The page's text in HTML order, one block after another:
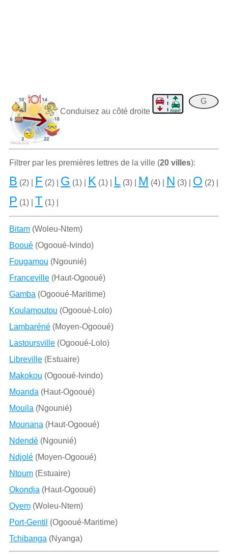
G
Conduisez au côté droite
Filtrer par les premiѐres lettres de la ville (20 villes):
B (2) | F (2) | G (1) | K (1) | L(3) | M (4) | N (3) | O (2) |
P (1) | T (1) |
Bitam(Woleu-Ntem)
Booué(Ogooué-Ivindo)
Fougamou (Ngounié)
Franceville(Haut-Ogooué)
Gamba (Ogooué-Maritime)
Koulamoutou (Ogooué-Lolo)
Lambaréné(Moyen-Ogooué)
Lastoursville(Ogooué-Lolo)
Libreville(Estuaire)
Makokou (Ogooué-Ivindo)
Moanda (Haut-Ogooué)
Mouila (Ngounié)
Mounana (Haut-Ogooué)
Ndendé(Ngounié)
Ndjolé(Moyen-Ogooué)
Ntoum(Estuaire)
Okondja (Haut-Ogooué)
Oyem(Woleu-Ntem)
Port-Gentil (Ogooué-Maritime)
Tchibanga (Nyanga)